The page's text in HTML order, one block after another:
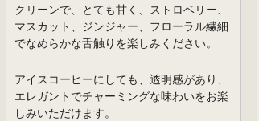
クリーンで、とても甘く、ストロベリー、
マスカット、ジンジャー、フローラル繊細
でなめらかな舌触りを楽しみください。
アイスコーヒーにしても、透明感があり、
エレガントでチャーミングな味わいをお楽
しみいただけます。